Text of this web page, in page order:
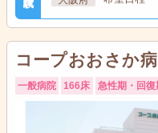
コープおおさか
一般病院 166床 急性期・回復